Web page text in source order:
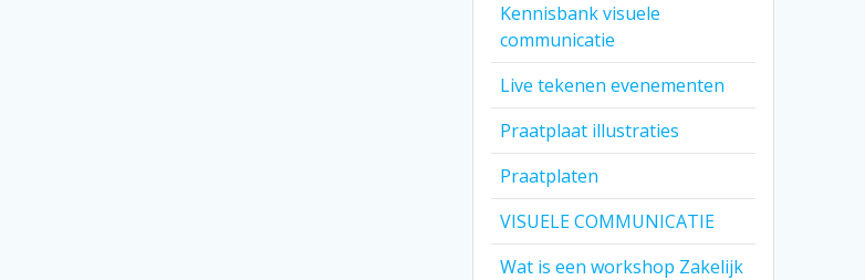
Kennisbank visuele
communicatie
Live tekenen evenementen
Praatplaat illustraties
Praatplaten
VISUELE COMMUNICATIE
Wat is een workshop Zakelijk